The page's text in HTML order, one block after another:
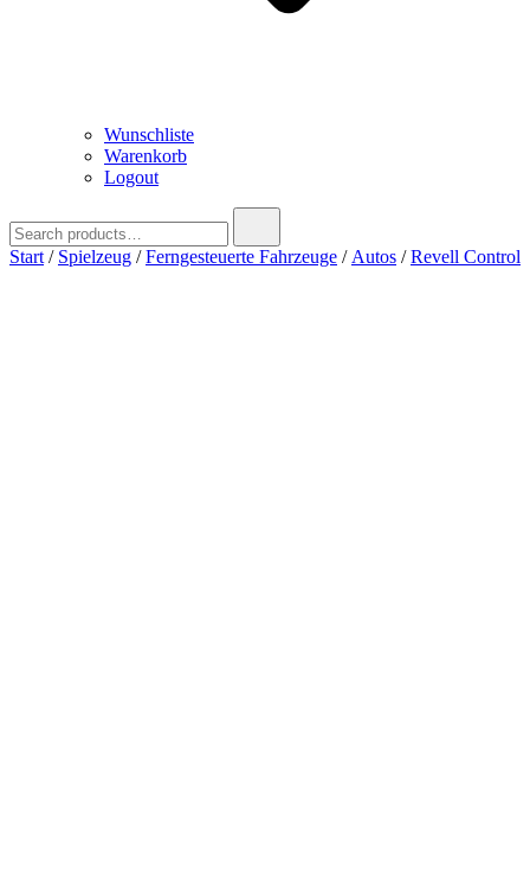
Wunschliste
Warenkorb
Logout
for:
Start / Spielzeug /Ferngesteuerte Fahrzeuge / Autos /Revell Control